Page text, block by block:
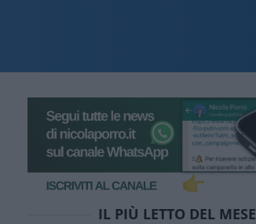
IL PIÙ LETTO DEL MESE